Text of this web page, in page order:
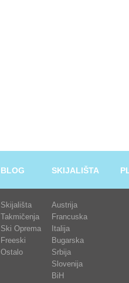
BLOG
Skijališta
Takmičenja
Ski Oprema
Freeski
Ostalo
SKIJALIŠTA
Austrija
Francuska
Italija
Bugarska
Srbija
Slovenija
BiH